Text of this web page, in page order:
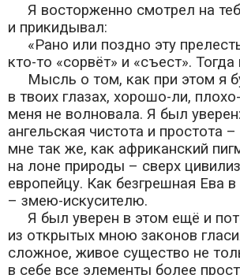
Я восторженно смотрел на
и прикидывал:
«Рано или поздно эту
кто-то «сорвёт» и «съест». Тогда
Мысль о том, как при этом я
в твоих глазах, хорошо-ли,
меня не волновала. Я был
ангельская чистота и простота
мне так же, как африканский
на лоне природы – сверх
европейцу. Как безгрешная Ева
– змею-искусителю.
Я был уверен в этом ещё и
из открытых мною законов
сложное, живое существо не
в себе все элементы более